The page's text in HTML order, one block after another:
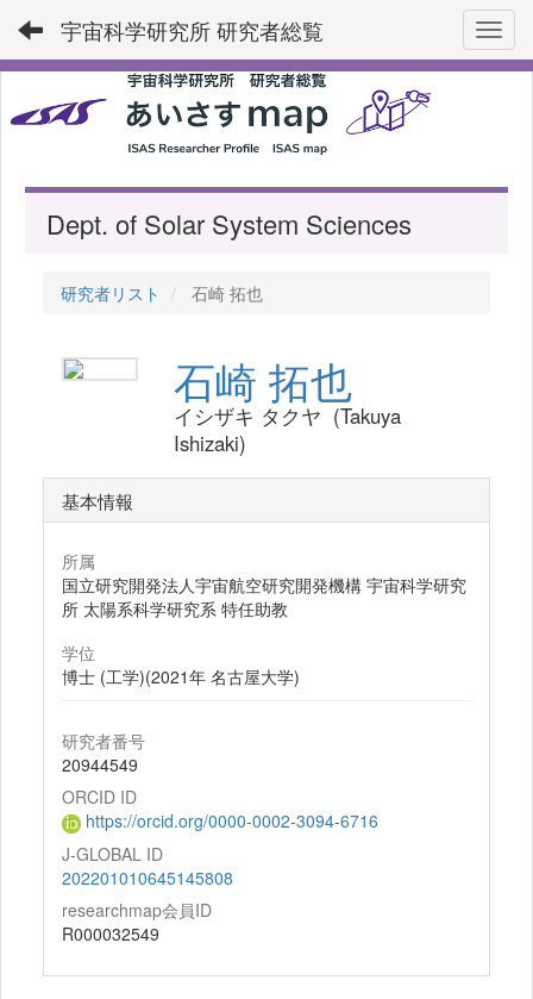
宇宙科学研究所 研究者総覧
Dept. of Solar System Sciences
研究者リスト 石崎 拓也
石崎 拓也
イシザキ タクヤ (Takuya
Ishizaki)
基本情報
所属
国立研究開発法人宇宙航空研究開発機構 宇宙科学研究
所 太陽系科学研究系 特任助教
学位
博士 (工学)(2021年 名古屋大学)
研究者番号
20944549
ORCID ID
https://orcid.org/0000-0002-3094-6716
J-GLOBAL ID
202201010645145808
researchmap会員ID
R000032549